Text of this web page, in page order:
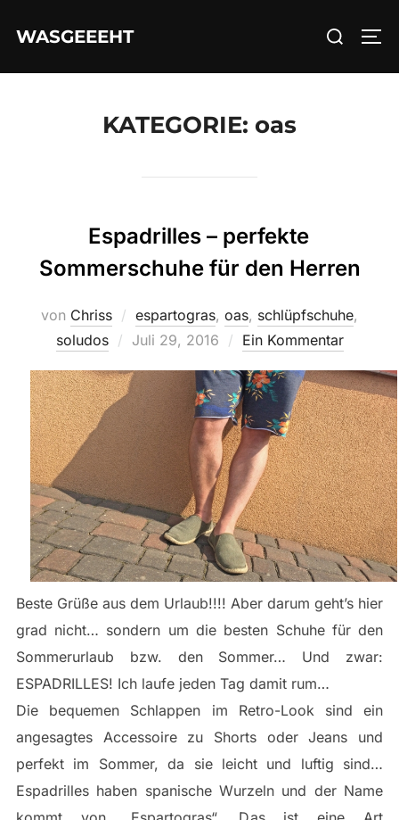
InhaltWASGEEEHT
Suchen
KATEGORIE: oas
Espadrilles – perfekte
Sommerschuhe für den Herren
von Chriss espartogras, oas, schlüpfschuhe,
soludos
Veröffentlicht
Juli 29, 2016 Ein Kommentar
Beste Grüße aus dem Urlaub!!!! Aber darum geht’s hier
grad nicht… sondern um die besten Schuhe für den
Sommerurlaub bzw. den Sommer… Und zwar:
ESPADRILLES! Ich laufe jeden Tag damit rum…
Die bequemen Schlappen im Retro-Look sind ein
angesagtes Accessoire zu Shorts oder Jeans und
perfekt im Sommer, da sie leicht und luftig sind…
Espadrilles haben spanische Wurzeln und der Name